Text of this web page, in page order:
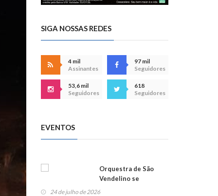
SIGA NOSSAS REDES
4 mil
Assinantes
97 mil
Seguidores
53,6 mil
Seguidores
618
Seguidores
EVENTOS
Orquestra de São
Vendelino se
apresenta na
24 de julho de 2026